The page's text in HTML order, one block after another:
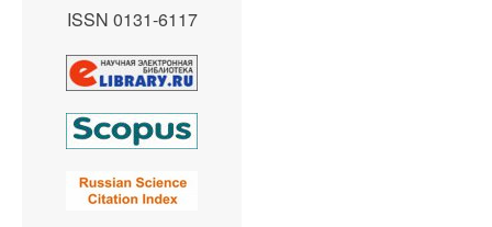
ISSN 0131-6117